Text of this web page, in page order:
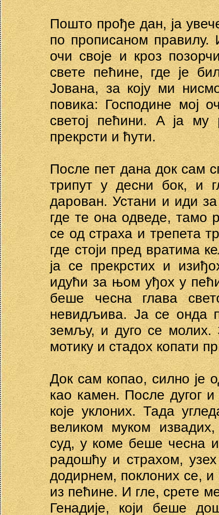
Пошто прође дан, ја
по прописаном правилу.
очи своје и кроз
свете пећине, где је
Јована, за коју ми
повика: Господине мој
светој пећини. A ja му
прекрсти и ћути.
После пет дана док сам
трипут у десни бок, и
дарован. Устани и иди
где те она одведе, тамо
се од страха и трепета
где стоји пред вратима
ја се прекрстих и
идући за њом уђох у
беше чесна глава
невидљива. Ја се онда
земљу, и дуго се молих.
мотику и стадох копати
Док сам копао, силно је
као камен. После дугог
које уклоних. Тада
великом муком
суд, у коме беше чесна
радошћу и страхом,
додирнем, поклоних се, и
из пећине. И гле, срете
Генадије, који беше